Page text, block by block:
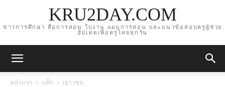
KRU2DAY.COM
ข่าวการศึกษา สื่อการสอน ใบงาน แผนการสอน และแนวข้อสอบครูผู้ช่วย
อัปเดตเพื่อครูไทยทุกวัน
หน้าแรก แท็ก เยาวชน